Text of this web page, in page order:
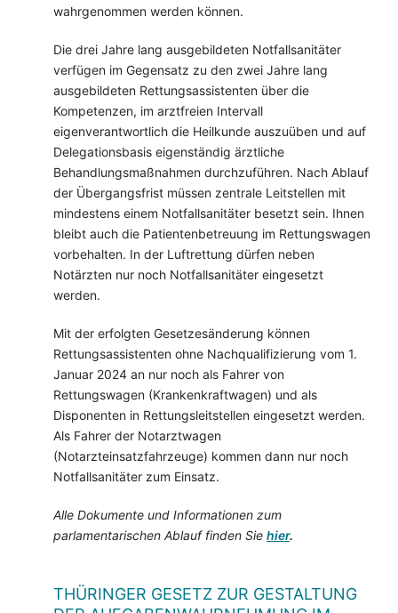
wahrgenommen werden können.
Die drei Jahre lang ausgebildeten Notfallsanitäter
verfügen im Gegensatz zu den zwei Jahre lang
ausgebildeten Rettungsassistenten über die
Kompetenzen, im arztfreien Intervall
eigenverantwortlich die Heilkunde auszuüben und auf
Delegationsbasis eigenständig ärztliche
Behandlungsmaßnahmen durchzuführen. Nach Ablauf
der Übergangsfrist müssen zentrale Leitstellen mit
mindestens einem Notfallsanitäter besetzt sein. Ihnen
bleibt auch die Patientenbetreuung im Rettungswagen
vorbehalten. In der Luftrettung dürfen neben
Notärzten nur noch Notfallsanitäter eingesetzt
werden.
Mit der erfolgten Gesetzesänderung können
Rettungsassistenten ohne Nachqualifizierung vom 1.
Januar 2024 an nur noch als Fahrer von
Rettungswagen (Krankenkraftwagen) und als
Disponenten in Rettungsleitstellen eingesetzt werden.
Als Fahrer der Notarztwagen
(Notarzteinsatzfahrzeuge) kommen dann nur noch
Notfallsanitäter zum Einsatz.
Alle Dokumente und Informationen zum
parlamentarischen Ablauf finden Sie hier.
THÜRINGER GESETZ ZUR GESTALTUNG